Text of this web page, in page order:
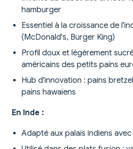
hamburger
Essentiel à la croissance de
(McDonald's, Burger King)
Profil doux et légèrement
américains des petits pains
Hub d'innovation : pains
pains hawaïens
En Inde :
Adapté aux palais indiens